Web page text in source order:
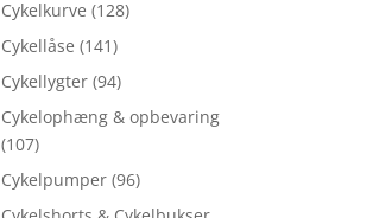
Cykelkurve (128)
Cykellåse (141)
Cykellygter (94)
Cykelophæng & opbevaring
(107)
Cykelpumper (96)